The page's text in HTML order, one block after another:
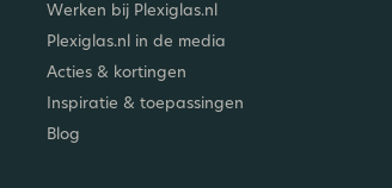
Werken bij Plexiglas.nl
Plexiglas.nl in de media
Acties & kortingen
Inspiratie & toepassingen
Blog